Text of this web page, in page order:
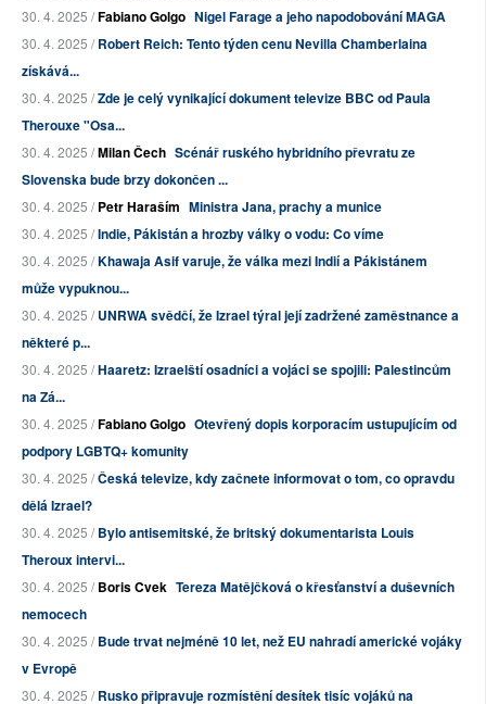
30. 4. 2025 /Fabiano Golgo Nigel Farage a jeho napodobování MAGA
30. 4. 2025 /Robert Reich: Tento týden cenu Nevilla Chamberlaina
získává...
30. 4. 2025 /Zde je celý vynikající dokument televize BBC od Paula
Therouxe "Osa...
30. 4. 2025 /Milan Čech Scénář ruského hybridního převratu ze
Slovenska bude brzy dokončen ...
30. 4. 2025 /Petr Haraším Ministra Jana, prachy a munice
30. 4. 2025 /Indie, Pákistán a hrozby války o vodu: Co víme
30. 4. 2025 /Khawaja Asif varuje, že válka mezi Indií a Pákistánem
může vypuknou...
30. 4. 2025 /UNRWA svědčí, že Izrael týral její zadržené zaměstnance a
některé p...
30. 4. 2025 /Haaretz: Izraelští osadníci a vojáci se spojili: Palestincům
na Zá...
30. 4. 2025 /Fabiano Golgo Otevřený dopis korporacím ustupujícím od
podpory LGBTQ+ komunity
30. 4. 2025 /Česká televize, kdy začnete informovat o tom, co opravdu
dělá Izrael?
30. 4. 2025 /Bylo antisemitské, že britský dokumentarista Louis
Theroux intervi...
30. 4. 2025 /Boris Cvek Tereza Matějčková o křesťanství a duševních
nemocech
30. 4. 2025 /Bude trvat nejméně 10 let, než EU nahradí americké vojáky
v Evropě
30. 4. 2025 /Rusko připravuje rozmístění desítek tisíc vojáků na